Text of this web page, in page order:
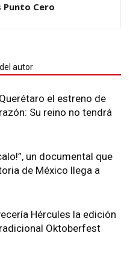
Punto Cero
autor
el estreno de
Su reino no tendrá
un documental que
de México llega a
Hércules la edición
Oktoberfest